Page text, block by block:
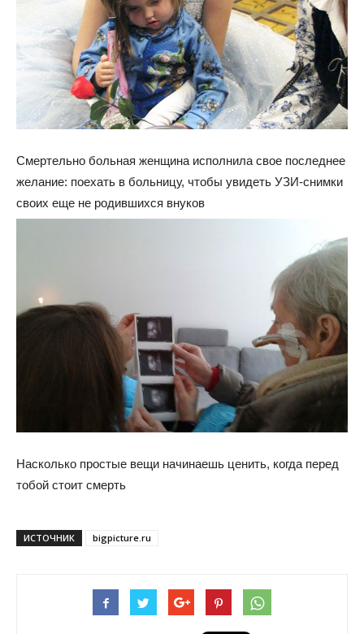
Смертельно больная женщина исполнила свое последнее
желание: поехать в больницу, чтобы увидеть УЗИ-снимки
своих еще не родившихся внуков
Насколько простые вещи начинаешь ценить, когда перед
тобой стоит смерть
ИСТОЧНИК bigpicture.ru